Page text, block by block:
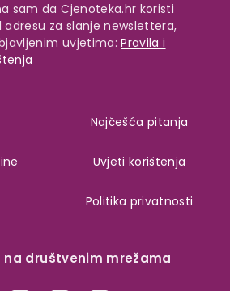
sam da Cjenoteka.hr koristi
za slanje newslettera,
uvjetima: Pravila i
društvenim mrežama
Najčešća pitanja
Uvjeti korištenja
Politika privatnosti